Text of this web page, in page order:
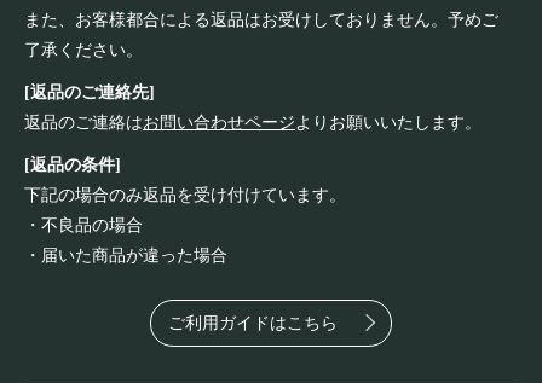
また、お客様都合による返品はお受けしておりません。予めご
了承ください。
[返品のご連絡先]
返品のご連絡はお問い合わせページ よりお願いいたします。
[返品の条件]
下記の場合のみ返品を受け付けています。
・不良品の場合
・届いた商品が違った場合
ご利用ガイドはこちら